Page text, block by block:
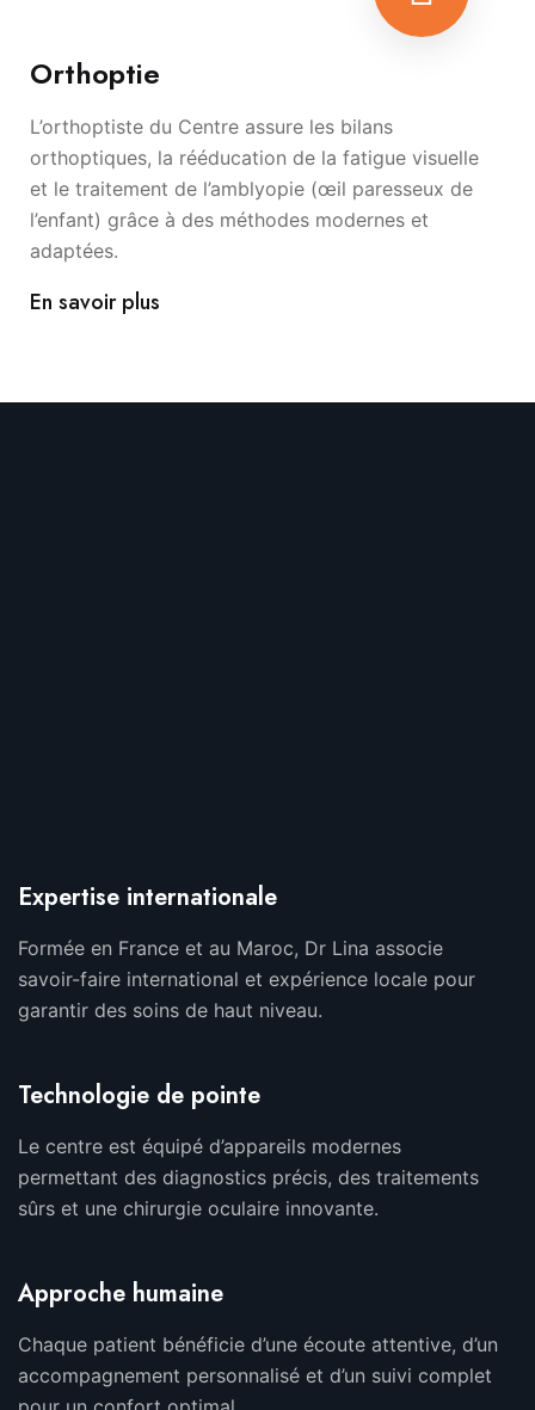
Orthoptie
L’orthoptiste du Centre assure les bilans
orthoptiques, la rééducation de la fatigue visuelle
et le traitement de l’amblyopie (œil paresseux de
l’enfant) grâce à des méthodes modernes et
adaptées.
En savoir plus
Expertise internationale
Formée en France et au Maroc, Dr Lina associe
savoir-faire international et expérience locale pour
garantir des soins de haut niveau.
Technologie de pointe
Le centre est équipé d’appareils modernes
permettant des diagnostics précis, des traitements
sûrs et une chirurgie oculaire innovante.
Approche humaine
Chaque patient bénéficie d’une écoute attentive, d’un
accompagnement personnalisé et d’un suivi complet